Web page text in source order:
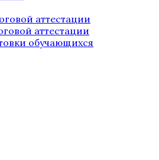
аттестации
аттестации
обучающихся